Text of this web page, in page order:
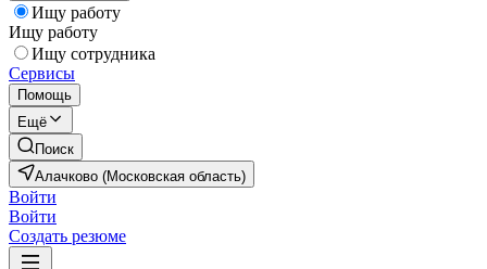
Ищу работу
Ищу работу
Ищу сотрудника
Сервисы
Помощь
Ещё
Поиск
Алачково (Московская область)
Войти
Войти
Создать резюме